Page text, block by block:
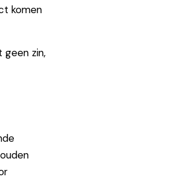
komen
zin,